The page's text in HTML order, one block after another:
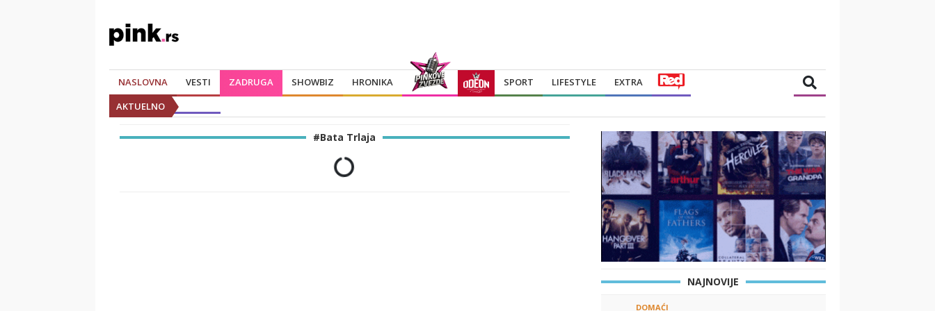
NASLOVNA VESTI ZADRUGA SHOWBIZ HRONIKA SPORT LIFESTYLE
EXTRA
AKTUELNO
#Bata Trlaja
NAJNOVIJE
DOMAĆI